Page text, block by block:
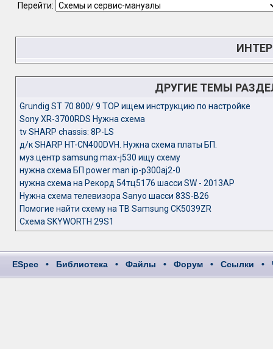
Перейти:
ДРУГИЕ ТЕМЫ
Grundig ST 70 800/ 9 TOP ищем инструкцию по настройке
Sony XR-3700RDS Нужна схема
tv SHARP chassis: 8P-LS
д/к SHARP HT-CN400DVH. Нужна схема платы БП.
муз.центр samsung max-j530 ищу схему
нужна схема БП power man ip-p300aj2-0
нужна схема на Рекорд 54тц5176 шасси SW - 2013AP
Нужна схема телевизора Sanyo шасси 83S-B26
Помогие найти схему на ТВ Samsung CK5039ZR
Схема SKYWORTH 29S1
ESpec • Библиотека • Файлы • Форум • Ссылки •